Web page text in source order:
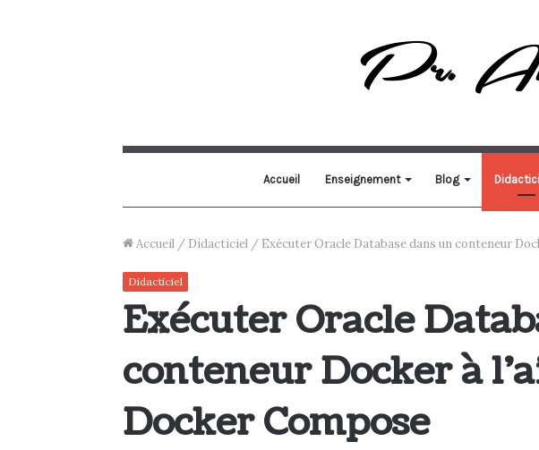
Accueil Enseignement Blog
Accueil / Didacticiel / Exécuter Oracle Database dans un conteneur
Didacticiel
Exécuter Oracle
conteneur Docker à
Docker Compose